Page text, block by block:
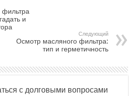
фильтра
и
Следующий
Осмотр масляного фильтра:
тип и герметичность
с долговыми вопросами